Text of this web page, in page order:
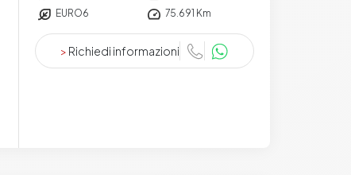
EURO6
75.691 Km
> Richiedi informazioni